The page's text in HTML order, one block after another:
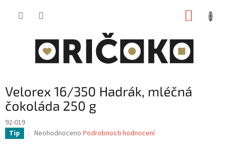
Velorex 16/350 Hadrák, mléčná
čokoláda 250 g
92-019
Tip
Průměrné
Neohodnoceno Podrobnosti hodnocení